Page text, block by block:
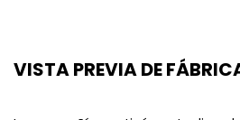
VISTA PREVIA DE